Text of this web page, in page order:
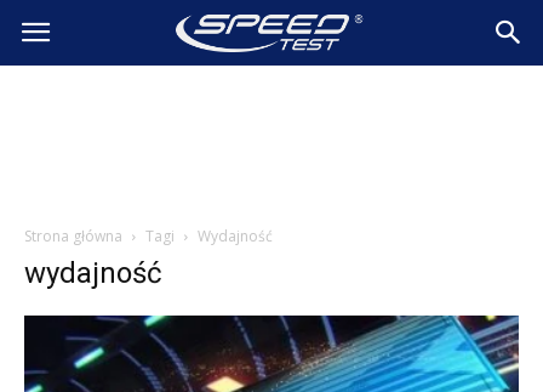
SpeedTest.pl
Strona główna Tagi Wydajność
wydajność